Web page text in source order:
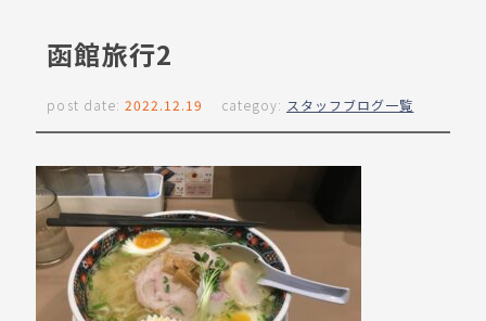
函館旅行2
post date: 2022.12.19 categoy: スタッフブログ一覧